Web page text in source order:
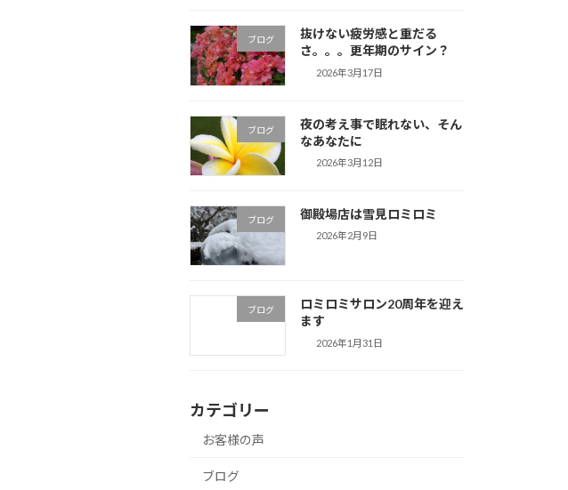
ブログ
抜けない疲労感と重だる
さ。。。更年期のサイン？
2026年3月17日
ブログ
夜の考え事で眠れない、そん
なあなたに
2026年3月12日
ブログ 御殿場店は雪見ロミロミ
2026年2月9日
ブログ
ロミロミサロン20周年を迎え
ます
2026年1月31日
カテゴリー
お客様の声
ブログ